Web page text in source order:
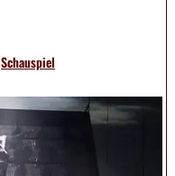
Schauspiel